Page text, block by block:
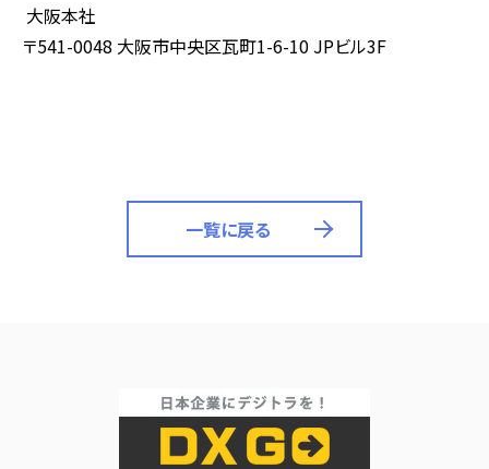
大阪本社
〒541-0048 大阪市中央区瓦町1-6-10 JPビル3F
一覧に戻る